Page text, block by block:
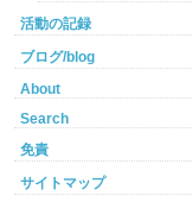
活動の記録
ブログ/blog
About
Search
免責
サイトマップ